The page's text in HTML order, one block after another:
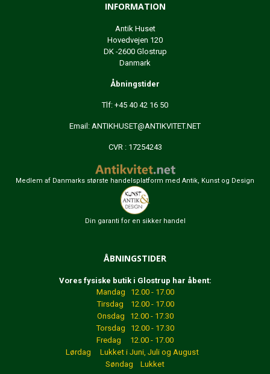
INFORMATION
Antik Huset
Hovedvejen 120
DK -2600 Glostrup
Danmark
Åbningstider
Tlf: +45 40 42 16 50
Email: ANTIKHUSET@ANTIKVITET.NET
CVR : 17254243
Medlem af Danmarks største handelsplatform med Antik, Kunst og Design
Din garanti for en sikker handel
ÅBNINGSTIDER
Vores fysiske butik i Glostrup har åbent:
Mandag 12.00 - 17.00
Tirsdag 12.00 - 17.00
Onsdag 12.00 - 17.30
Torsdag 12.00 - 17.30
Fredag 12.00 - 17.00
Lørdag Lukket i Juni, Juli og August
Søndag Lukket